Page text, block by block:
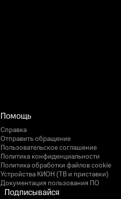
Помощь
Справка
Отправить обращение
Пользовательское соглашение
Политика конфиденциальности
Политика обработки файлов cookie
Устройства КИОН (ТВ и приставки)
Документация пользования ПО
Подписывайся